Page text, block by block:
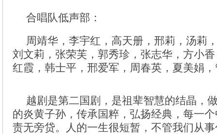
合唱队低声部：
周靖华，李宇红，高天册，邢莉，汤莉
刘文莉，张荣芙，郭秀珍，张志华，方小
红霞，韩士平，邢爱军，周春英，夏美娟
越剧是第二国剧，是祖辈智慧的结晶，
的炎黄子孙，传承国粹，弘扬经典，每一
责无旁贷。人的一生很短暂，不管我们从